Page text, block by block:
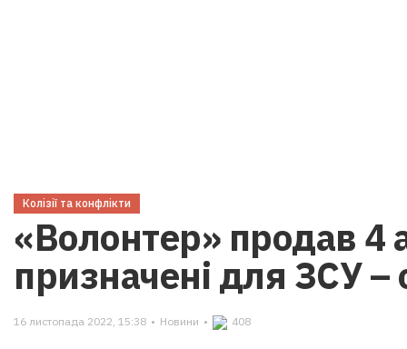
Колізії та конфлікти
«Волонтер» продав 4
призначені для ЗСУ –
16 листопада 2022, 15:38 • Новини • 408